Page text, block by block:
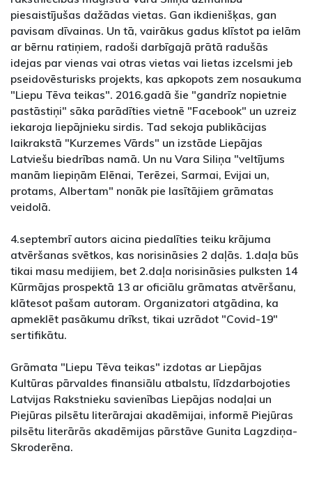
piesaistījušas dažādas vietas. Gan ikdienišķas, gan
pavisam dīvainas. Un tā, vairākus gadus klīstot pa ielām
ar bērnu ratiņiem, radoši darbīgajā prātā radušās
idejas par vienas vai otras vietas vai lietas izcelsmi jeb
pseidovēsturisks projekts, kas apkopots zem nosaukuma
"Liepu Tēva teikas". 2016.gadā šie "gandrīz nopietnie
pastāstiņi" sāka parādīties vietnē "Facebook" un uzreiz
iekaroja liepājnieku sirdis. Tad sekoja publikācijas
laikrakstā "Kurzemes Vārds" un izstāde Liepājas
Latviešu biedrības namā. Un nu Vara Siliņa "veltījums
manām liepiņām Elēnai, Terēzei, Sarmai, Evijai un,
protams, Albertam" nonāk pie lasītājiem grāmatas
veidolā.
4.septembrī autors aicina piedalīties teiku krājuma
atvēršanas svētkos, kas norisināsies 2 daļās. 1.daļa būs
tikai masu medijiem, bet 2.daļa norisināsies pulksten 14
Kūrmājas prospektā 13 ar oficiālu grāmatas atvēršanu,
klātesot pašam autoram. Organizatori atgādina, ka
apmeklēt pasākumu drīkst, tikai uzrādot "Covid-19"
sertifikātu.
Grāmata "Liepu Tēva teikas" izdotas ar Liepājas
Kultūras pārvaldes finansiālu atbalstu, līdzdarbojoties
Latvijas Rakstnieku savienības Liepājas nodaļai un
Piejūras pilsētu literārajai akadēmijai, informē Piejūras
pilsētu literārās akadēmijas pārstāve Gunita Lagzdiņa-
Skroderēna.